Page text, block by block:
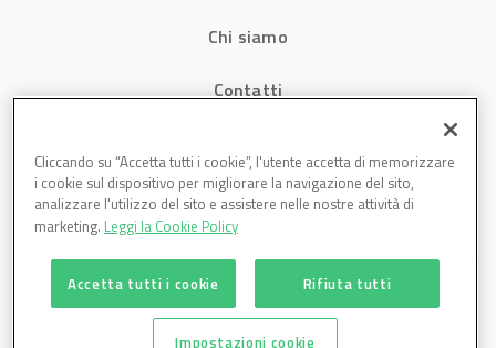
Chi siamo
Contatti
Cookies
Cliccando su “Accetta tutti i cookie”, l'utente accetta di memorizzare
i cookie sul dispositivo per migliorare la navigazione del sito,
analizzare l'utilizzo del sito e assistere nelle nostre attività di
marketing. Leggi la Cookie Policy
Accetta tutti i cookie Rifiuta tutti
Impostazioni cookie